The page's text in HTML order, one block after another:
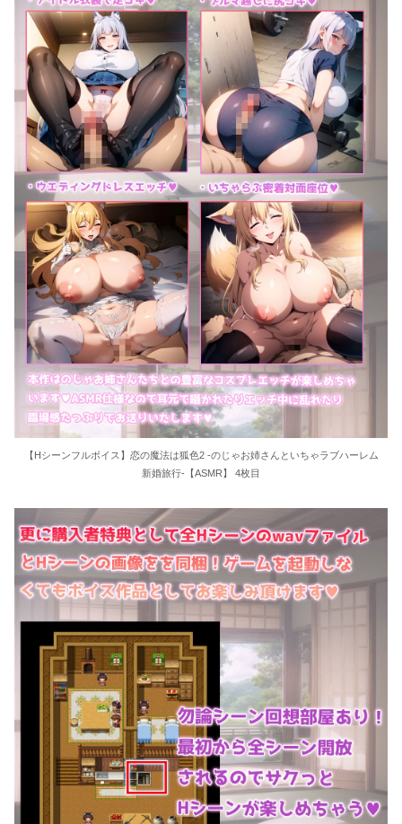
【Hシーンフルボイス】恋の魔法は狐色2 -のじゃお姉さんといちゃラブハーレム
新婚旅行-【ASMR】 4枚目